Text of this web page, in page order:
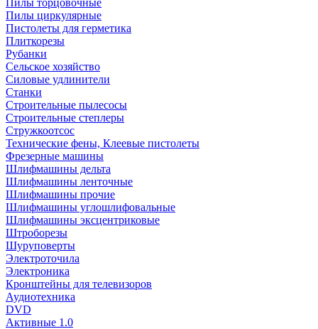
Пилы торцовочные
Пилы циркулярные
Пистолеты для герметика
Плиткорезы
Рубанки
Сельское хозяйство
Силовые удлинители
Станки
Строительные пылесосы
Строительные степлеры
Стружкоотсос
Технические фены, Клеевые пистолеты
Фрезерные машины
Шлифмашины дельта
Шлифмашины ленточные
Шлифмашины прочие
Шлифмашины углошлифовальные
Шлифмашины эксцентриковые
Штроборезы
Шуруповерты
Электроточила
Электроника
Кронштейны для телевизоров
Аудиотехника
DVD
Активные 1.0